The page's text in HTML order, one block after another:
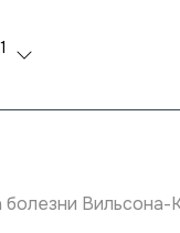
болезни Вильсона-